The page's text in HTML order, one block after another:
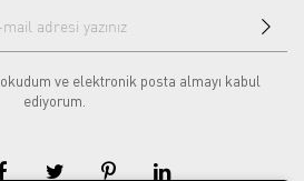
okudum ve elektronik posta almayı kabul
ediyorum.